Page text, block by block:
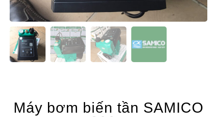
Máy bơm biến tần SAMICO